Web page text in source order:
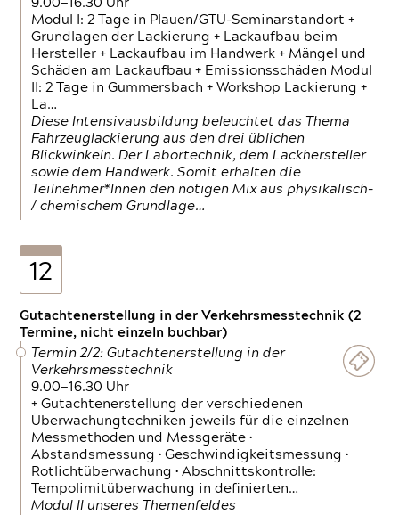
9.00—16.30 Uhr
Modul I: 2 Tage in Plauen/GTÜ-Seminarstandort +
Grundlagen der Lackierung + Lackaufbau beim
Hersteller + Lackaufbau im Handwerk + Mängel und
Schäden am Lackaufbau + Emissionsschäden Modul
II: 2 Tage in Gummersbach + Workshop Lackierung +
La…
Diese Intensivausbildung beleuchtet das Thema
Fahrzeuglackierung aus den drei üblichen
Blickwinkeln. Der Labortechnik, dem Lackhersteller
sowie dem Handwerk. Somit erhalten die
Teilnehmer*Innen den nötigen Mix aus physikalisch-
/ chemischem Grundlage…
12
Gutachtenerstellung in der Verkehrsmesstechnik (2
Termine, nicht einzeln buchbar)
Termin 2/2: Gutachtenerstellung in der
Verkehrsmesstechnik
9.00—16.30 Uhr
+ Gutachtenerstellung der verschiedenen
Überwachungtechniken jeweils für die einzelnen
Messmethoden und Messgeräte •
Abstandsmessung • Geschwindigkeitsmessung •
Rotlichtüberwachung • Abschnittskontrolle:
Tempolimitüberwachung in definierten…
Modul II unseres Themenfeldes